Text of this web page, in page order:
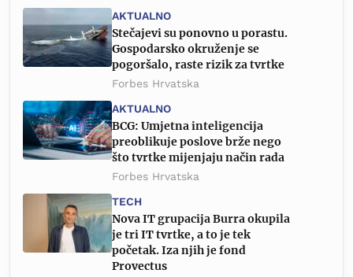
AKTUALNO
Stečajevi su ponovno u porastu.
Gospodarsko okruženje se
pogoršalo, raste rizik za tvrtke
Forbes Hrvatska
AKTUALNO
BCG: Umjetna inteligencija
preoblikuje poslove brže nego
što tvrtke mijenjaju način rada
Forbes Hrvatska
TECH
Nova IT grupacija Burra okupila
je tri IT tvrtke, a to je tek
početak. Iza njih je fond
Provectus